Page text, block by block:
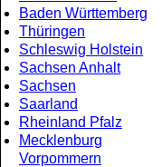
Baden Württemberg
Thüringen
Schleswig Holstein
Sachsen Anhalt
Sachsen
Saarland
Rheinland Pfalz
Mecklenburg
Vorpommern